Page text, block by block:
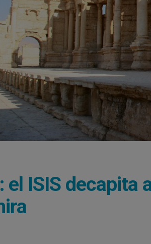
el ISIS decapita